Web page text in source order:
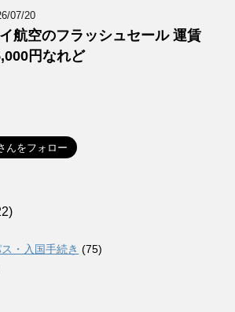
07/20
航空のフラッシュセール 運賃
円なれど
・入国手続き (75)